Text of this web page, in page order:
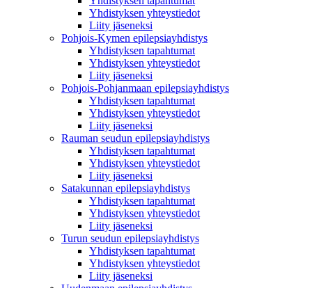
Yhdistyksen yhteystiedot
Liity jäseneksi
Pohjois-Kymen epilepsiayhdistys
Yhdistyksen tapahtumat
Yhdistyksen yhteystiedot
Liity jäseneksi
Pohjois-Pohjanmaan epilepsiayhdistys
Yhdistyksen tapahtumat
Yhdistyksen yhteystiedot
Liity jäseneksi
Rauman seudun epilepsiayhdistys
Yhdistyksen tapahtumat
Yhdistyksen yhteystiedot
Liity jäseneksi
Satakunnan epilepsiayhdistys
Yhdistyksen tapahtumat
Yhdistyksen yhteystiedot
Liity jäseneksi
Turun seudun epilepsiayhdistys
Yhdistyksen tapahtumat
Yhdistyksen yhteystiedot
Liity jäseneksi